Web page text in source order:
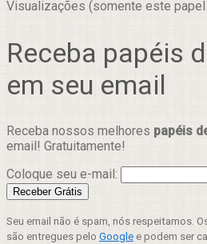
Visualizações (somente este
Receba papéis
em seu email
Receba nossos melhores papéis
email! Gratuitamente!
Coloque seu e-mail:
Seu email não é spam, nós respeitamos.
são entregues pelo Google e podem ser